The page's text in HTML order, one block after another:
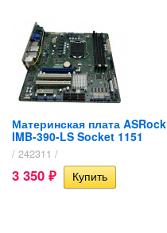
Материнская плата ASRock
IMB-390-LS Socket 1151
/ 242311 /
3 350 ₽